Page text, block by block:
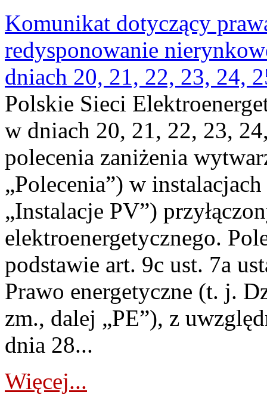
Komunikat dotyczący
redysponowanie
dniach 20, 21, 22, 23, 24,
Polskie Sieci
w dniach 20, 21, 22, 23,
polecenia zaniżenia
„Polecenia”) w
„Instalacje PV”)
elektroenergetycznego.
podstawie art. 9c ust. 7a
Prawo energetyczne (t. j.
zm., dalej „PE”), z
dnia 28...
Więcej...